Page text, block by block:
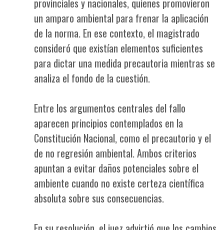
un amparo ambiental para frenar la aplicación
de la norma. En ese contexto, el magistrado
consideró que existían elementos suficientes
para dictar una medida precautoria mientras se
analiza el fondo de la cuestión.
Entre los argumentos centrales del fallo
aparecen principios contemplados en la
Constitución Nacional, como el precautorio y el
de no regresión ambiental. Ambos criterios
apuntan a evitar daños potenciales sobre el
ambiente cuando no existe certeza científica
absoluta sobre sus consecuencias.